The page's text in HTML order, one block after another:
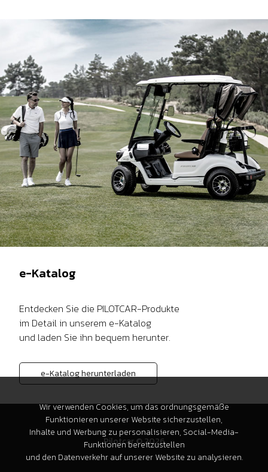
e-Katalog
Entdecken Sie die PILOTCAR-Produkte
im Detail in unserem e-Katalog
und laden Sie ihn bequem herunter.
e-Katalog herunterladen
Pilotcar © 2026
Wir verwenden Cookies, um das ordnungsgemäße
Funktionieren unserer Website sicherzustellen,
Inhalte und Werbung zu personalisieren, Social-Media-
Funktionen bereitzustellen
und den Datenverkehr auf unserer Website zu analysieren.